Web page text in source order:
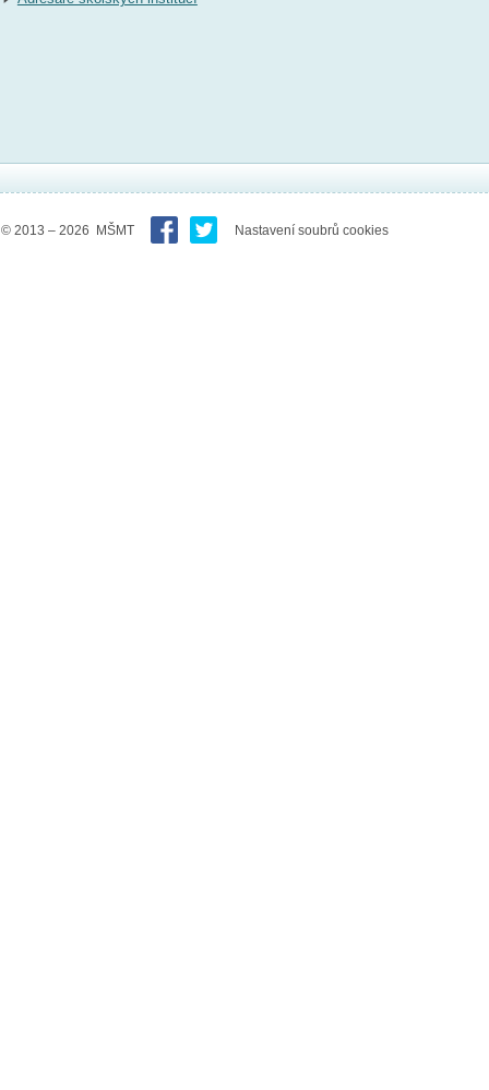
© 2013 – 2026 MŠMT Nastavení soubrů cookies